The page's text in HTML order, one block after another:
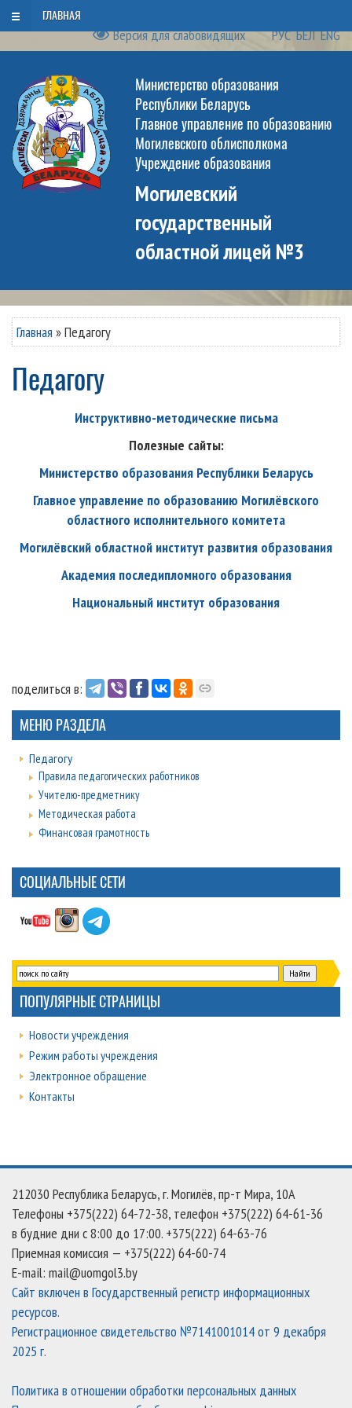
Воскресенье, 9 августа 2026
Версия для слабовидящих РУС БЕЛ ENG
Министерство образования
Республики Беларусь
Главное управление по образованию
Могилевского облисполкома
Учреждение образования
Могилевский
государственный
областной лицей №3
ГЛАВНАЯ
Главная »Педагогу
Педагогу
Инструктивно-методические письма
Полезные сайты:
Министерство образования Республики Беларусь
Главное управление по образованию Могилёвского
областного исполнительного комитета
Могилёвский областной институт развития образования
Академия последипломного образования
Национальный институт образования
поделиться в:
МЕНЮ РАЗДЕЛА
Педагогу
Правила педагогических работников
Учителю-предметнику
Методическая работа
Финансовая грамотность
СОЦИАЛЬНЫЕ СЕТИ
ПОПУЛЯРНЫЕ СТРАНИЦЫ
Новости учреждения
Режим работы учреждения
Электронное обращение
Контакты
212030 Республика Беларусь, г. Могилёв, пр-т Мира, 10А
Телефоны +375(222) 64-72-38, телефон +375(222) 64-61-36
в будние дни c 8:00 до 17:00. +375(222) 64-63-76
Приемная комиссия — +375(222) 64-60-74
E-mail: mail@uomgol3.by
Сайт включен в Государственный регистр информационных
ресурсов.
Регистрационное свидетельство №7141001014 от 9 декабря
2025 г.
Политика в отношении обработки персональных данных